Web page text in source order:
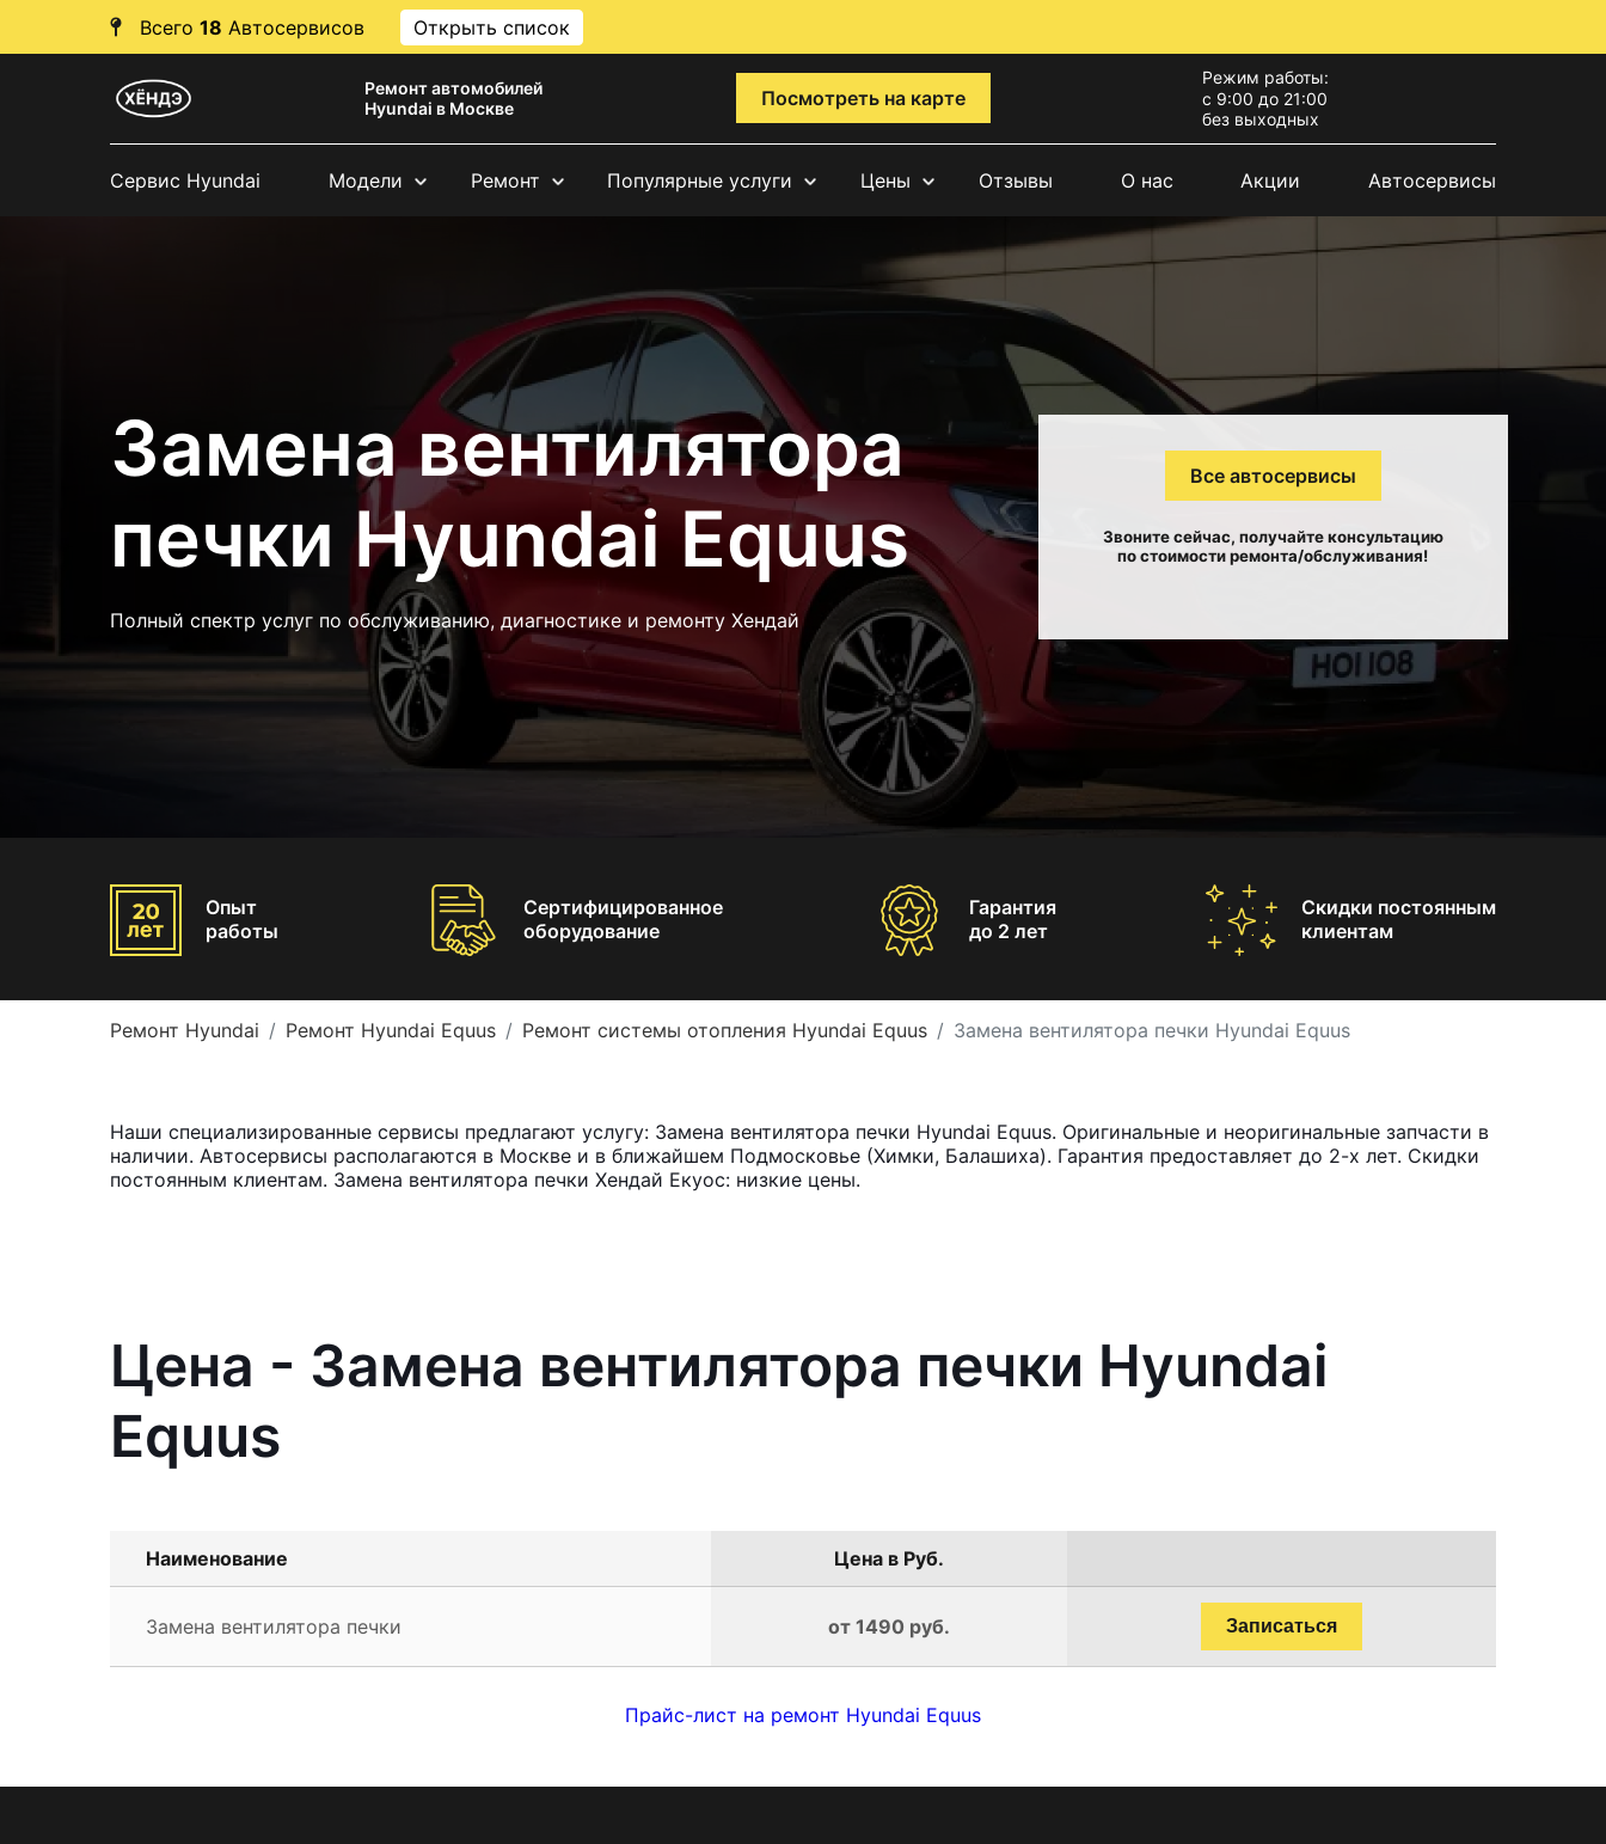
Всего 18 Автосервисов Открыть список
Ремонт автомобилей
Hyundai в Москве
Посмотреть на карте
Режим работы:
с 9:00 до 21:00
без выходных
Сервис Hyundai Модели Ремонт Популярные услуги Цены Отзывы О нас Акции Автосервисы
Замена вентилятора
печки Hyundai Equus
Полный спектр услуг по обслуживанию, диагностике и ремонту Хендай
Все автосервисы
Звоните сейчас, получайте консультацию
по стоимости ремонта/обслуживания!
Опыт
работы
Сертифицированное
оборудование
Гарантия
до 2 лет
Скидки постоянным
клиентам
Ремонт Hyundai Ремонт Hyundai Equus Ремонт системы отопления Hyundai Equus Замена вентилятора печки Hyundai Equus
Наши специализированные сервисы предлагают услугу: Замена вентилятора печки Hyundai Equus. Оригинальные и неоригинальные запчасти в
наличии. Автосервисы располагаются в Москве и в ближайшем Подмосковье (Химки, Балашиха). Гарантия предоставляет до 2-х лет. Скидки
постоянным клиентам. Замена вентилятора печки Хендай Екуос: низкие цены.
Цена - Замена вентилятора печки Hyundai
Equus
Наименование Цена в Руб.
Замена вентилятора печки от 1490 руб. Записаться
Прайс-лист на ремонт Hyundai Equus